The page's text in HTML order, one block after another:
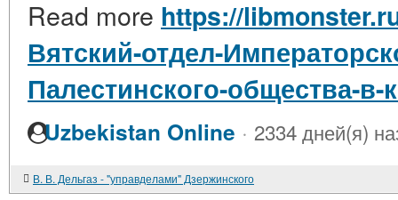
Read more https://
Вятский-отдел-
Палестинского-общества-в-
Uzbekistan Online · 2334 дней(я)
В. В. Дельгаз - "управделами" Дзержинского